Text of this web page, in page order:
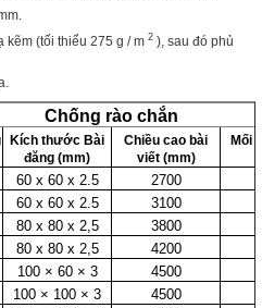
kẽm (tối thiểu 275 g / m 2 ), sau đó phủ
Chống rào chắn
Kích thước Bài
đăng (mm)
Chiều cao bài
viết (mm)
Mối
60 x 60 x 2.5
2700
60 x 60 x 2.5
3100
80 x 80 x 2,5
3800
80 x 80 x 2,5
4200
100 × 60 × 3
4500
100 × 100 × 3
4500